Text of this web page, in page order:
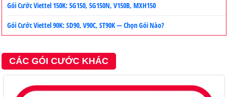
Gói Cước Viettel 150K: 5G150, 5G150N, V150B, MXH150
Gói Cước Viettel 90K: SD90, V90C, ST90K — Chọn Gói Nào?
CÁC GÓI CƯỚC KHÁC